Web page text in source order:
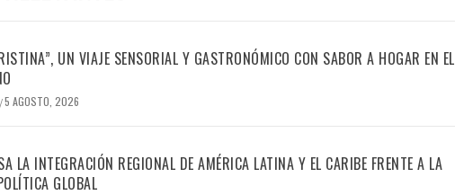
UN VIAJE SENSORIAL Y GASTRONÓMICO CON SABOR A HOGAR EN EL
/5 AGOSTO, 2026
LA INTEGRACIÓN REGIONAL DE AMÉRICA LATINA Y EL CARIBE FRENTE A LA
GLOBAL